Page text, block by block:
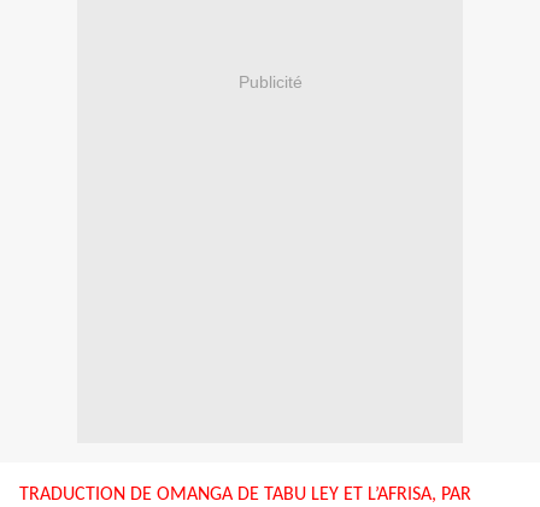
Publicité
TRADUCTION DE OMANGA DE TABU LEY ET L’AFRISA, PAR